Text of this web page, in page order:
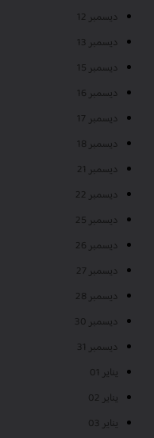
ديسمبر 12
ديسمبر 13
ديسمبر 15
ديسمبر 16
ديسمبر 17
ديسمبر 18
ديسمبر 21
ديسمبر 22
ديسمبر 25
ديسمبر 26
ديسمبر 27
ديسمبر 28
ديسمبر 30
ديسمبر 31
يناير 01
يناير 02
يناير 03